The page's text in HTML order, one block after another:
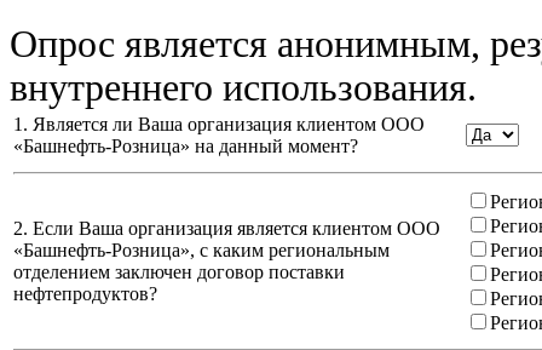
Опрос является анонимным,
внутреннего использования.
1. Является ли Ваша организация клиентом ООО
«Башнефть-Розница» на данный момент?
2. Если Ваша организация является клиентом ООО
«Башнефть-Розница», с каким региональным
отделением заключен договор поставки
нефтепродуктов?